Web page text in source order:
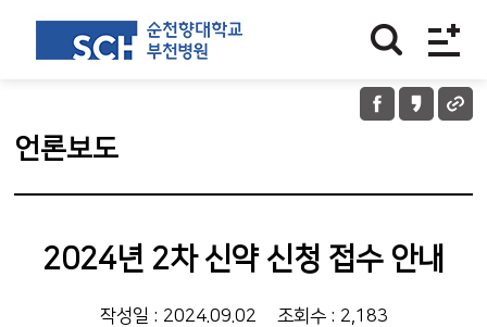
언론보도
2024년 2차 신약 신청 접수 안내
작성일 : 2024.09.02 조회수 : 2,183